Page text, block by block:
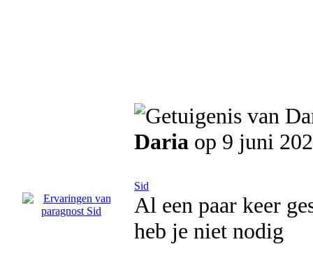
Daria op 9 juni
Sid
Al een paar keer
heb je niet nodig